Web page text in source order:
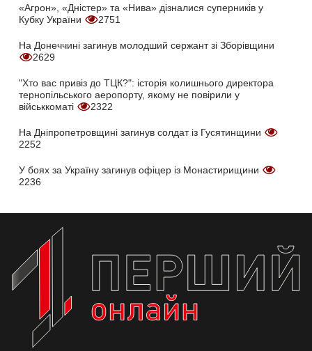
«Агрон», «Дністер» та «Нива» дізналися суперників у
Кубку України
2751
На Донеччині загинув молодший сержант зі Зборівщини
2629
"Хто вас привіз до ТЦК?": історія колишнього директора
тернопільського аеропорту, якому не повірили у
військкоматі
2322
На Дніпропетровщині загинув солдат із Гусятинщини
2252
У боях за Україну загинув офіцер із Монастирищини
2236